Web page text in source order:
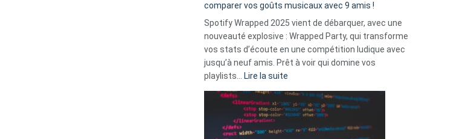
Solly
change
la
vie
sans-
abri
en
3
comparer vos goûts musicaux avec 9 amis !
Spotify Wrapped 2025 vient de débarquer, avec une
nouveauté explosive : Wrapped Party, qui transforme
vos stats d’écoute en une compétition ludique avec
jusqu’à neuf amis. Prêt à voir qui domine vos
playlists…
Lire la suite
Wrapped
2025
est